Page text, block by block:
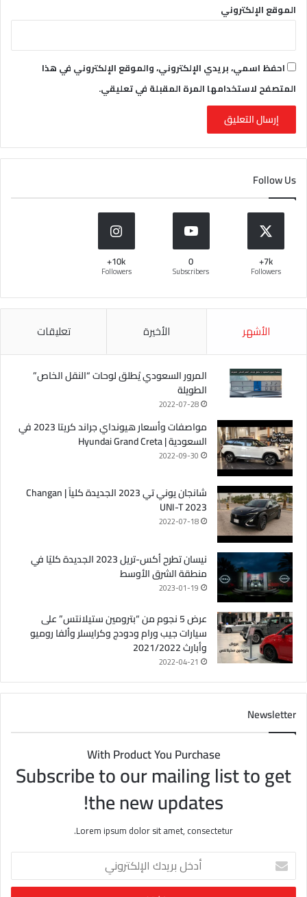
الموقع الإلكتروني
احفظ اسمي، بريدي الإلكتروني، والموقع الإلكتروني في هذا
المتصفح لاستخدامها المرة المقبلة في تعليقي.
Follow Us
7k+
Followers
0
Subscribers
10k+
Followers
الأشهر الأخيرة تعليقات
المرور السعودي يُطلق لوحات “النقل الخاص”
الطويلة
2022-07-28
مواصفات وأسعار هيونداي جراند كريتا 2023 في
السعودية | Hyundai Grand Creta
2022-09-30
شانجان يوني تي 2023 الجديدة كلياً | Changan
UNI-T 2023
2022-07-18
نيسان تطرح أكس-تريل 2023 الجديدة كليًا في
منطقة الشرق الأوسط
2023-01-19
عرض 5 نجوم من “بترومين ستيلانتس” على
سيارات جيب ورام ودودج وكرايسلر وألفا روميو
وأبارث 2021/2022
2022-04-21
Newsletter
With Product You Purchase
Subscribe to our mailing list to get
the new updates!
Lorem ipsum dolor sit amet, consectetur.
خ